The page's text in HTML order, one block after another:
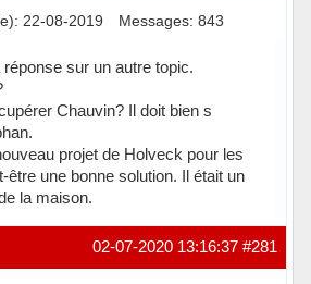
22-08-2019 Messages: 843
réponse sur un autre topic.
Chauvin? Il doit bien s
projet de Holveck pour les
être une bonne solution. Il était un
la maison.
#281
02-07-2020 13:16:37